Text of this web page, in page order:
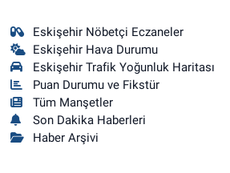
Eskişehir Nöbetçi Eczaneler
Eskişehir Hava Durumu
Eskişehir Trafik Yoğunluk Haritası
Puan Durumu ve Fikstür
Tüm Manşetler
Son Dakika Haberleri
Haber Arşivi